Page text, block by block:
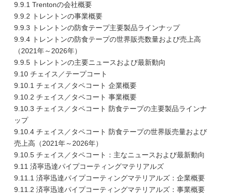
9.9.1 Trentonの会社概要
9.9.2 トレントンの事業概要
9.9.3 トレントンの防食テープ主要製品ラインナップ
9.9.4 トレントンの防食テープの世界販売数量および売上高
（2021年～2026年）
9.9.5 トレントンの主要ニュースおよび最新動向
9.10 チェイス／テープコート
9.10.1 チェイス／タペコート 企業概要
9.10.2 チェイス／タペコート 事業概要
9.10.3 チェイス／タペコート 防食テープの主要製品ラインナ
ップ
9.10.4 チェイス／タペコート 防食テープの世界販売量および
売上高（2021年～2026年）
9.10.5 チェイス／タペコート：主なニュースおよび最新動向
9.11 済寧迅達パイプコーティングマテリアルズ
9.11.1 済寧迅達パイプコーティングマテリアルズ：企業概要
9.11.2 済寧迅達パイプコーティングマテリアルズ：事業概要